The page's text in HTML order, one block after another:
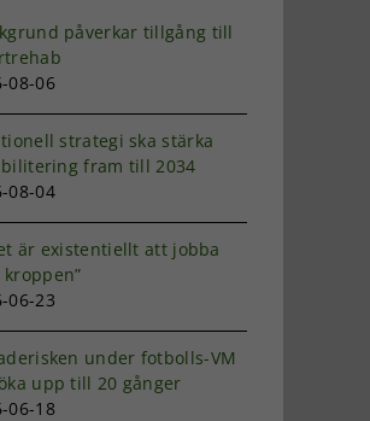
påverkar tillgång till
08-06
strategi ska stärka
fram till 2034
08-04
är existentiellt att jobba
kroppen”
06-23
under fotbolls-VM
upp till 20 gånger
06-18